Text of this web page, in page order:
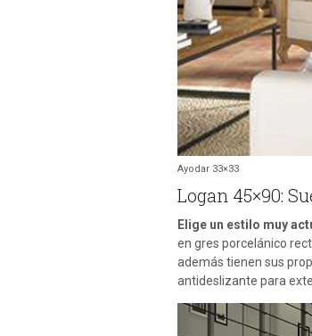
Ayodar 33×33
Logan 45×90:
Elige un estilo muy
en gres porcelánico
además tienen sus
antideslizante para